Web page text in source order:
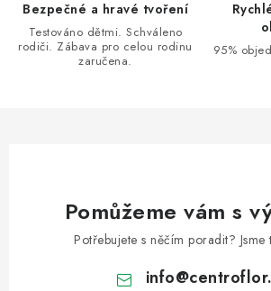
k
Bezpečné a hravé tvoření
Testováno dětmi. Schváleno
rodiči. Zábava pro celou rodinu
zaručena.
95%
Pomůžeme vám s
Potřebujete s něčím poradit? Jsme
info@